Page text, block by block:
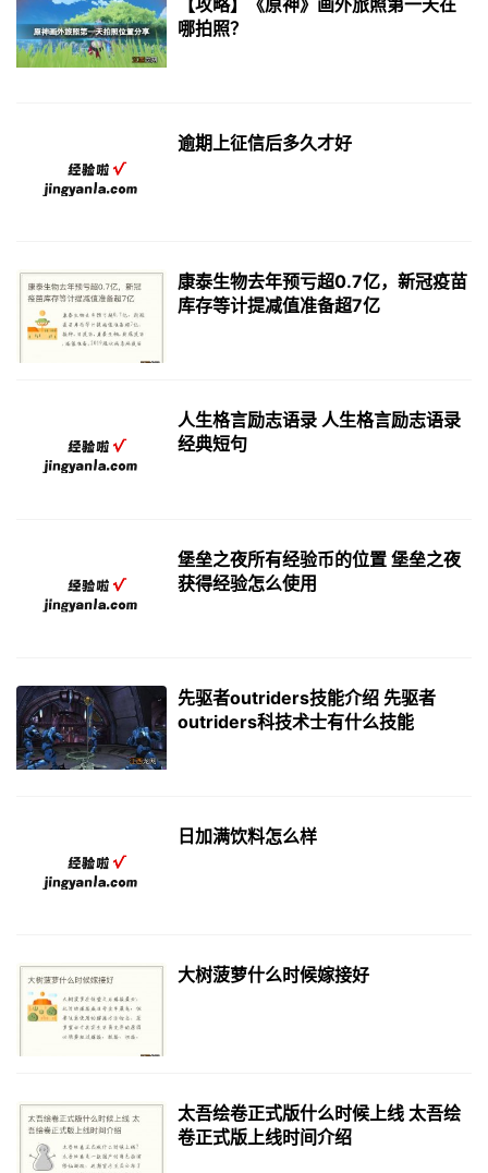
哪拍照？
逾期上征信后多久才好
康泰生物去年预亏超0.7亿，新冠疫苗
库存等计提减值准备超7亿
人生格言励志语录 人生格言励志语录
经典短句
堡垒之夜所有经验币的位置 堡垒之夜
获得经验怎么使用
先驱者outriders技能介绍 先驱者
outriders科技术士有什么技能
日加满饮料怎么样
大树菠萝什么时候嫁接好
太吾绘卷正式版什么时候上线 太吾绘
卷正式版上线时间介绍